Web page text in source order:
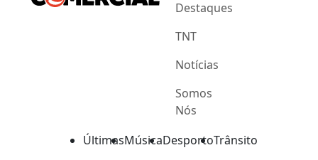
Destaques
TNT
Notícias
Somos
Nós
ÚltimasMúsicaDesportoTrânsito